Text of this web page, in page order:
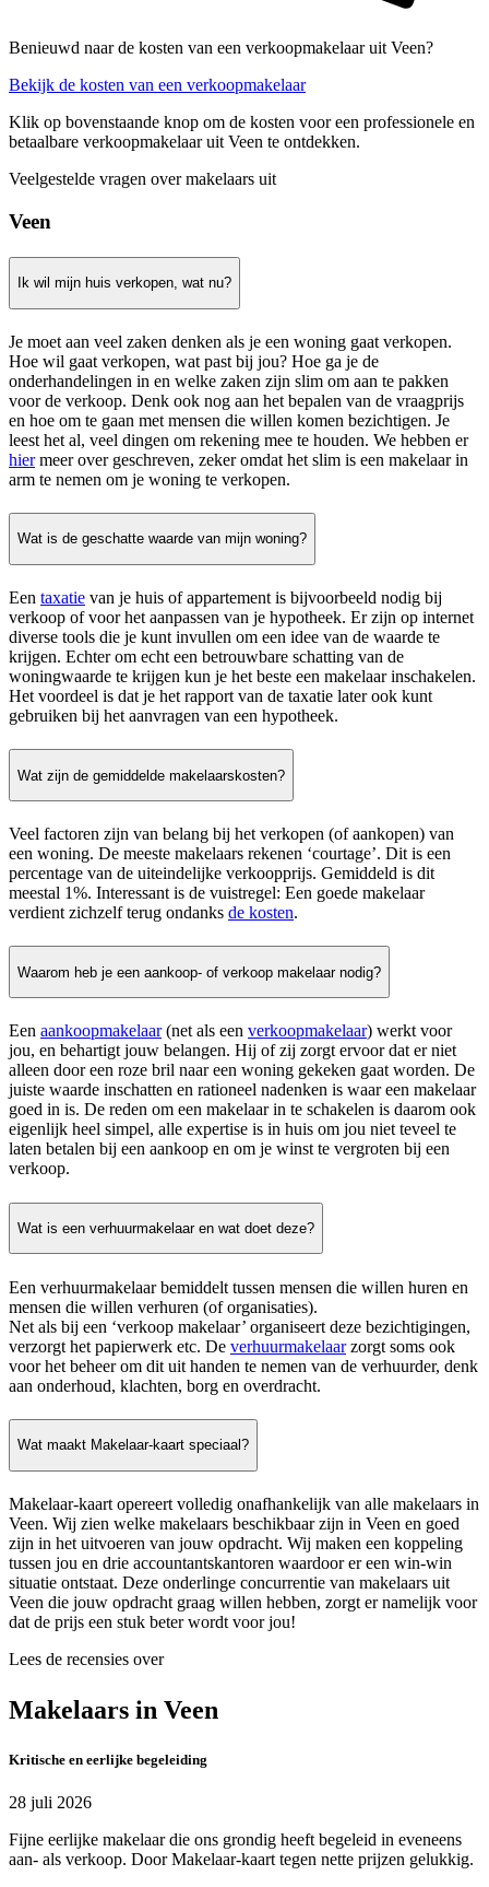
Benieuwd naar de kosten van een verkoopmakelaar uit Veen?
Bekijk de kosten van een verkoopmakelaar
Klik op bovenstaande knop om de kosten voor een professionele en
betaalbare verkoopmakelaar uit Veen te ontdekken.
Veelgestelde vragen over makelaars uit
Veen
Ik wil mijn huis verkopen, wat nu?
Je moet aan veel zaken denken als je een woning gaat verkopen.
Hoe wil gaat verkopen, wat past bij jou? Hoe ga je de
onderhandelingen in en welke zaken zijn slim om aan te pakken
voor de verkoop. Denk ook nog aan het bepalen van de vraagprijs
en hoe om te gaan met mensen die willen komen bezichtigen. Je
leest het al, veel dingen om rekening mee te houden. We hebben er
hiermeer over geschreven, zeker omdat het slim is een makelaar in
arm te nemen om je woning te verkopen.
Wat is de geschatte waarde van mijn woning?
Een taxatie van je huis of appartement is bijvoorbeeld nodig bij
verkoop of voor het aanpassen van je hypotheek. Er zijn op internet
diverse tools die je kunt invullen om een idee van de waarde te
krijgen. Echter om echt een betrouwbare schatting van de
woningwaarde te krijgen kun je het beste een makelaar inschakelen.
Het voordeel is dat je het rapport van de taxatie later ook kunt
gebruiken bij het aanvragen van een hypotheek.
Wat zijn de gemiddelde makelaarskosten?
Veel factoren zijn van belang bij het verkopen (of aankopen) van
een woning. De meeste makelaars rekenen ‘courtage’. Dit is een
percentage van de uiteindelijke verkoopprijs. Gemiddeld is dit
meestal 1%. Interessant is de vuistregel: Een goede makelaar
verdient zichzelf terug ondanks de kosten.
Waarom heb je een aankoop- of verkoop makelaar nodig?
Een aankoopmakelaar(net als een verkoopmakelaar) werkt voor
jou, en behartigt jouw belangen. Hij of zij zorgt ervoor dat er niet
alleen door een roze bril naar een woning gekeken gaat worden. De
juiste waarde inschatten en rationeel nadenken is waar een makelaar
goed in is. De reden om een makelaar in te schakelen is daarom ook
eigenlijk heel simpel, alle expertise is in huis om jou niet teveel te
laten betalen bij een aankoop en om je winst te vergroten bij een
verkoop.
Wat is een verhuurmakelaar en wat doet deze?
Een verhuurmakelaar bemiddelt tussen mensen die willen huren en
mensen die willen verhuren (of organisaties).
Net als bij een ‘verkoop makelaar’ organiseert deze bezichtigingen,
verzorgt het papierwerk etc. De verhuurmakelaarzorgt soms ook
voor het beheer om dit uit handen te nemen van de verhuurder, denk
aan onderhoud, klachten, borg en overdracht.
Wat maakt Makelaar-kaart speciaal?
Makelaar-kaart opereert volledig onafhankelijk van alle makelaars in
Veen. Wij zien welke makelaars beschikbaar zijn in Veen en goed
zijn in het uitvoeren van jouw opdracht. Wij maken een koppeling
tussen jou en drie accountantskantoren waardoor er een win-win
situatie ontstaat. Deze onderlinge concurrentie van makelaars uit
Veen die jouw opdracht graag willen hebben, zorgt er namelijk voor
dat de prijs een stuk beter wordt voor jou!
Lees de recensies over
Makelaars in Veen
Kritische en eerlijke begeleiding
28 juli 2026
Fijne eerlijke makelaar die ons grondig heeft begeleid in eveneens
aan- als verkoop. Door Makelaar-kaart tegen nette prijzen gelukkig.